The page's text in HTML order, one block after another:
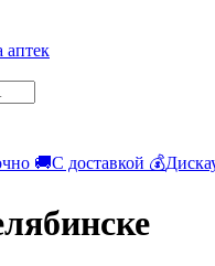
аптек
🚚С доставкой 💰